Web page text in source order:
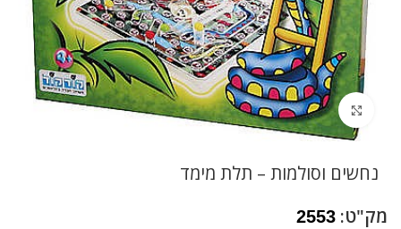
לחץ להגדלה
נחשים וסולמות – תלת מימד
מק"ט: 2553